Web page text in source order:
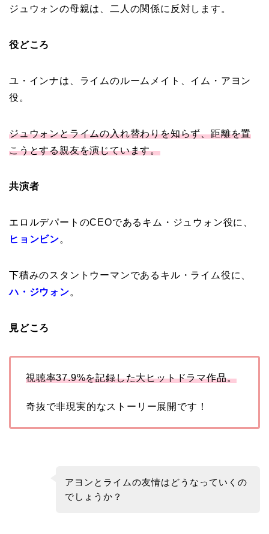
ジュウォンの母親は、二人の関係に反対します。
役どころ
ユ・インナは、ライムのルームメイト、イム・アヨン
役。
ジュウォンとライムの入れ替わりを知らず、距離を置
こうとする親友を演じています。
共演者
エロルデパートのCEOであるキム・ジュウォン役に、
ヒョンビン。
下積みのスタントウーマンであるキル・ライム役に、
ハ・ジウォン。
見どころ
視聴率37.9%を記録した大ヒットドラマ作品。
奇抜で非現実的なストーリー展開です！
アヨンとライムの友情はどうなっていくの
でしょうか？